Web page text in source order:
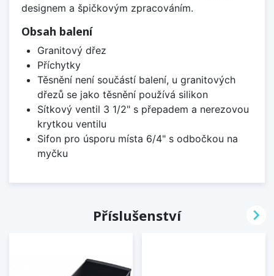
designem a špičkovým zpracováním.
Obsah balení
Granitový dřez
Příchytky
Těsnění není součástí balení, u granitových
dřezů se jako těsnění používá silikon
Sítkový ventil 3 1/2" s přepadem a nerezovou
krytkou ventilu
Sifon pro úsporu místa 6/4" s odbočkou na
myčku
Příslušenství 